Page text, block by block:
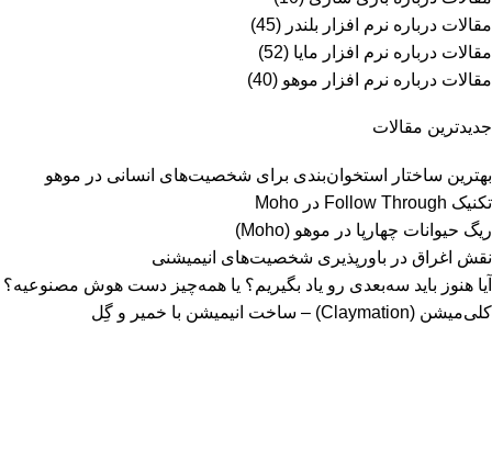
مقالات درباره نرم افزار بلندر (45)
مقالات درباره نرم افزار مایا (52)
مقالات درباره نرم افزار موهو (40)
جدیدترین مقالات
بهترین ساختار استخوان‌بندی برای شخصیت‌های انسانی در موهو
تکنیک Follow Through در Moho
ریگ حیوانات چهارپا در موهو (Moho)
نقش اغراق در باورپذیری شخصیت‌های انیمیشنی
آیا هنوز باید سه‌بعدی‌ رو یاد بگیریم؟ یا همه‌چیز دست هوش مصنوعیه؟
کلی‌میشن (Claymation) – ساخت انیمیشن با خمیر و گِل